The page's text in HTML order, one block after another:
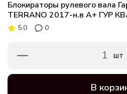
Блокираторы рулевого вала
TERRANO 2017-н.в А+ ГУР
ВАЛ
5.0 0
1 шт
В